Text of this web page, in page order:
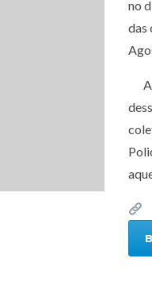
no
das